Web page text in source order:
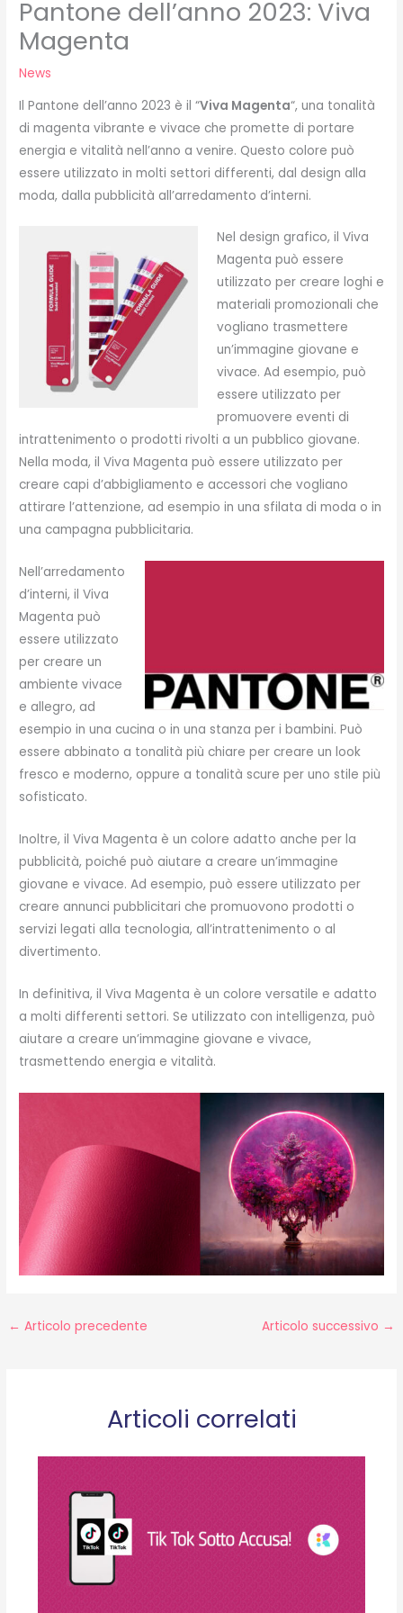
Pantone dell’anno 2023: Viva
Magenta
News
Il Pantone dell’anno 2023 è il “Viva Magenta“, una tonalità
di magenta vibrante e vivace che promette di portare
energia e vitalità nell’anno a venire. Questo colore può
essere utilizzato in molti settori differenti, dal design alla
moda, dalla pubblicità all’arredamento d’interni.
Nel design grafico, il Viva
Magenta può essere
utilizzato per creare loghi e
materiali promozionali che
vogliano trasmettere
un’immagine giovane e
vivace. Ad esempio, può
essere utilizzato per
promuovere eventi di
intrattenimento o prodotti rivolti a un pubblico giovane.
Nella moda, il Viva Magenta può essere utilizzato per
creare capi d’abbigliamento e accessori che vogliano
attirare l’attenzione, ad esempio in una sfilata di moda o in
una campagna pubblicitaria.
Nell’arredamento
d’interni, il Viva
Magenta può
essere utilizzato
per creare un
ambiente vivace
e allegro, ad
esempio in una cucina o in una stanza per i bambini. Può
essere abbinato a tonalità più chiare per creare un look
fresco e moderno, oppure a tonalità scure per uno stile più
sofisticato.
Inoltre, il Viva Magenta è un colore adatto anche per la
pubblicità, poiché può aiutare a creare un’immagine
giovane e vivace. Ad esempio, può essere utilizzato per
creare annunci pubblicitari che promuovono prodotti o
servizi legati alla tecnologia, all’intrattenimento o al
divertimento.
In definitiva, il Viva Magenta è un colore versatile e adatto
a molti differenti settori. Se utilizzato con intelligenza, può
aiutare a creare un’immagine giovane e vivace,
trasmettendo energia e vitalità.
← Articolo precedente Articolo successivo →
Articoli correlati